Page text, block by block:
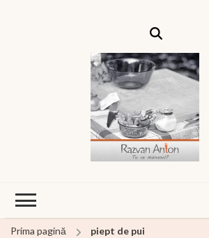
Prima pagină piept de pui